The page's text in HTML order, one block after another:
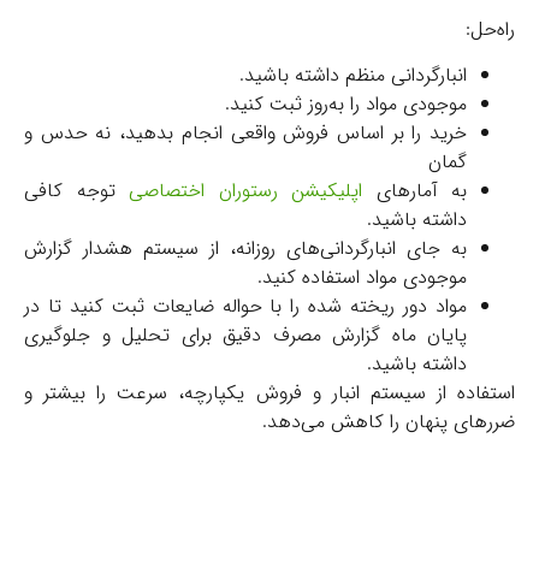
راه‌حل:
انبارگردانی منظم داشته باشید.
موجودی مواد را به‌روز ثبت کنید.
خرید را بر اساس فروش واقعی انجام بدهید، نه حدس و
گمان
به آمارهای اپلیکیشن رستوران اختصاصی توجه کافی
داشته باشید.
به جای انبارگردانی‌های روزانه، از سیستم هشدار گزارش
موجودی مواد استفاده کنید.
مواد دور ریخته شده را با حواله ضایعات ثبت کنید تا در
پایان ماه گزارش مصرف دقیق برای تحلیل و جلوگیری
داشته باشید.
استفاده از سیستم انبار و فروش یکپارچه، سرعت را بیشتر و
ضررهای پنهان را کاهش می‌دهد.